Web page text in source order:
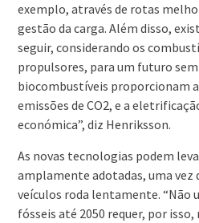
exemplo, através de rotas
gestão da carga. Além disso,
seguir, considerando os
propulsores, para um futuro
biocombustíveis proporcionam
emissões de CO2, e a
económica”, diz Henriksson.
As novas tecnologias podem
amplamente adotadas, uma vez
veículos roda lentamente. “Não
fósseis até 2050 requer, por